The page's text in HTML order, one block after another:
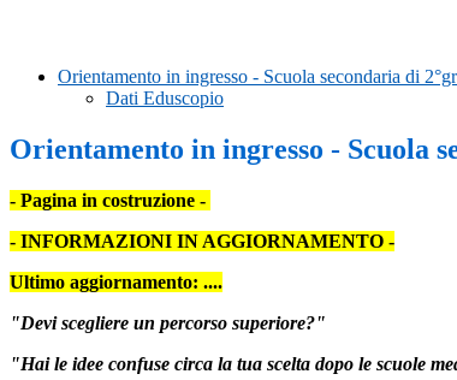
Orientamento in ingresso - Scuola secondaria di
Dati Eduscopio
Orientamento in ingresso - Scuola
- Pagina in costruzione -
- INFORMAZIONI IN AGGIORNAMENTO -
Ultimo aggiornamento: ....
"Devi scegliere un percorso superiore?"
"Hai le idee confuse circa la tua scelta dopo le scuole